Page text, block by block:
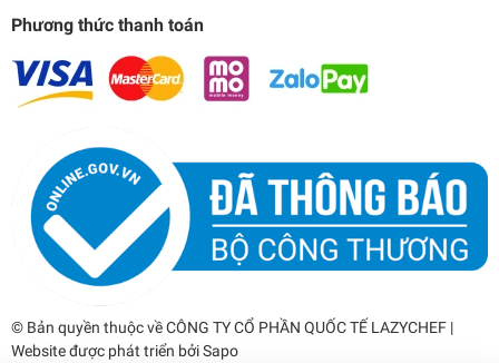
Phương thức thanh toán
© Bản quyền thuộc vềCÔNG TY CỔ PHẦN QUỐC TẾ LAZYCHEF |
Website được phát triển bởiSapo